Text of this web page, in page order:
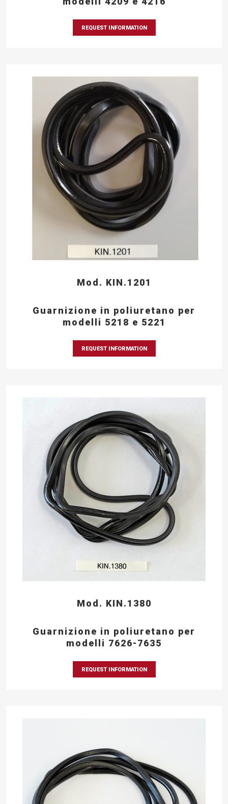
REQUEST INFORMATION
Mod. KIN.1201
Guarnizione in poliuretano per
modelli 5218 e 5221
REQUEST INFORMATION
Mod. KIN.1380
Guarnizione in poliuretano per
modelli 7626-7635
REQUEST INFORMATION